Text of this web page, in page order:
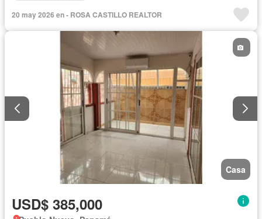
20 may 2026 en - ROSA CASTILLO REALTOR
Casa
USD$ 385,000